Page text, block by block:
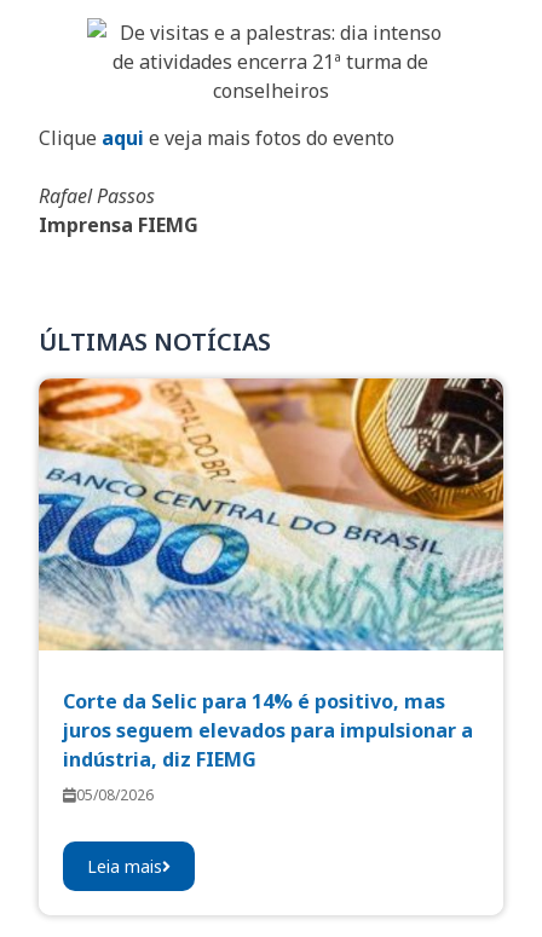
Clique aqui e veja mais fotos do evento
Rafael Passos
Imprensa FIEMG
ÚLTIMAS NOTÍCIAS
Corte da Selic para 14% é positivo, mas
juros seguem elevados para impulsionar a
indústria, diz FIEMG
05/08/2026
Leia mais